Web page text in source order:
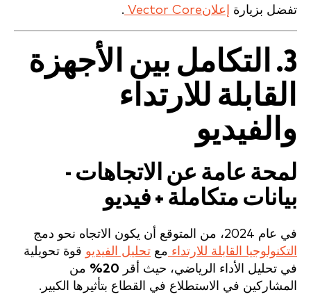
تفضل بزيارة
إعلانVector Core .
3. التكامل بين الأجهزة
القابلة للارتداء
والفيديو
لمحة عامة عن الاتجاهات -
بيانات متكاملة + فيديو
في عام 2024، من المتوقع أن يكون الاتجاه نحو دمج
التكنولوجيا القابلة للارتداء مع تحليل الفيديو قوة تحويلية
في تحليل الأداء الرياضي، حيث أقر 20%
من
المشاركين في الاستطلاع في القطاع بتأثيرها الكبير.